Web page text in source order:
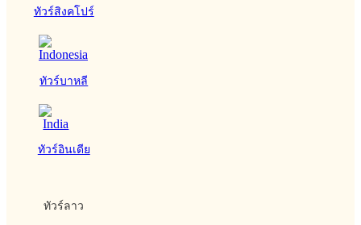
ทัวร์สิงคโปร์
ทัวร์บาหลี
ทัวร์อินเดีย
ทัวร์ลาว